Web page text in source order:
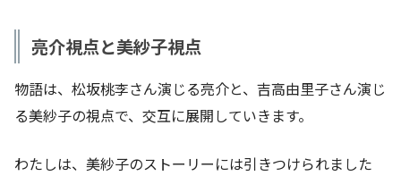
亮介視点と美紗子視点
物語は、松坂桃李さん演じる亮介と、吉高由里子さん演じ
る美紗子の視点で、交互に展開していきます。
わたしは、美紗子のストーリーには引きつけられました